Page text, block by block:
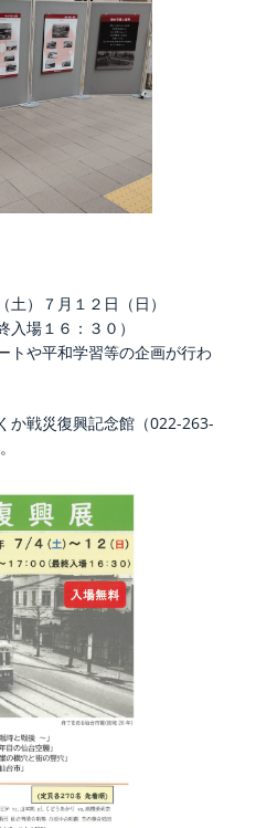
）７月１２日（日）
場１６：３０）
や平和学習等の企画が行わ
か戦災復興記念館（022-263-